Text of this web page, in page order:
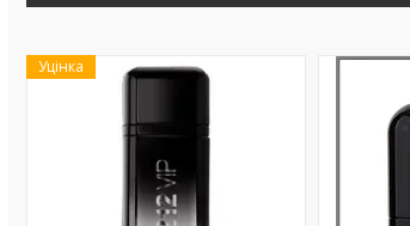
Уцінка